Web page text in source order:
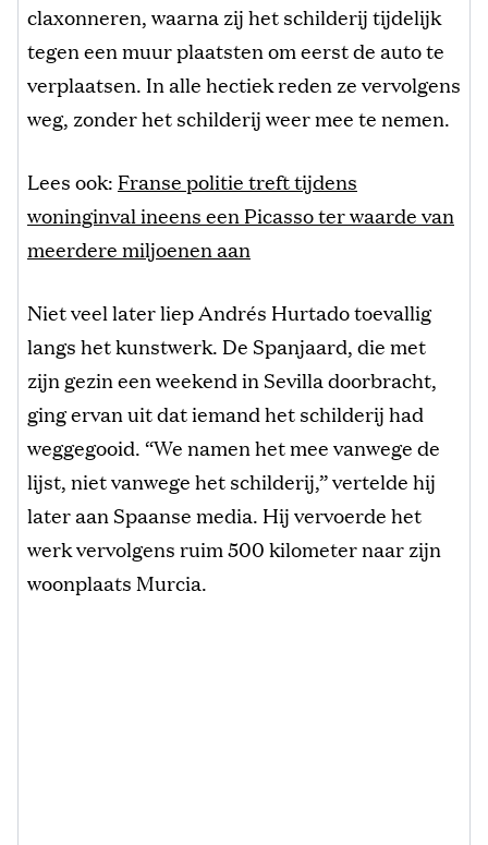
claxonneren, waarna zij het schilderij tijdelijk
tegen een muur plaatsten om eerst de auto te
verplaatsen. In alle hectiek reden ze vervolgens
weg, zonder het schilderij weer mee te nemen.
Lees ook: Franse politie treft tijdens
woninginval ineens een Picasso ter waarde van
meerdere miljoenen aan
Niet veel later liep Andrés Hurtado toevallig
langs het kunstwerk. De Spanjaard, die met
zijn gezin een weekend in Sevilla doorbracht,
ging ervan uit dat iemand het schilderij had
weggegooid. “We namen het mee vanwege de
lijst, niet vanwege het schilderij,” vertelde hij
later aan Spaanse media. Hij vervoerde het
werk vervolgens ruim 500 kilometer naar zijn
woonplaats Murcia.